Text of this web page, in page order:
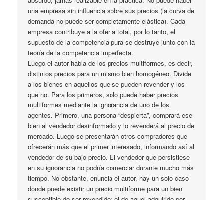
una empresa sin influencia sobre sus precios (la curva de
demanda no puede ser completamente elástica). Cada
empresa contribuye a la oferta total, por lo tanto, el
supuesto de la competencia pura se destruye junto con la
teoría de la competencia imperfecta.
Luego el autor habla de los precios multiformes, es decir,
distintos precios para un mismo bien homogéneo. Divide
a los bienes en aquellos que se pueden revender y los
que no. Para los primeros, solo puede haber precios
multiformes mediante la ignorancia de uno de los
agentes. Primero, una persona “despierta”, comprará ese
bien al vendedor desinformado y lo revenderá al precio de
mercado. Luego se presentarán otros compradores que
ofrecerán más que el primer interesado, informando así al
vendedor de su bajo precio. El vendedor que persistiese
en su ignorancia no podría comerciar durante mucho más
tiempo. No obstante, enuncia el autor, hay un solo caso
donde puede existir un precio multiforme para un bien